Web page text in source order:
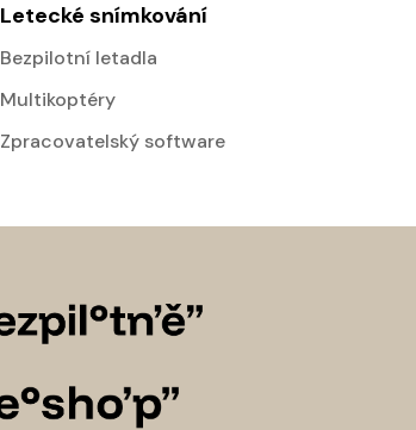
Letecké snímkování
Bezpilotní letadla
Multikoptéry
Zpracovatelský software